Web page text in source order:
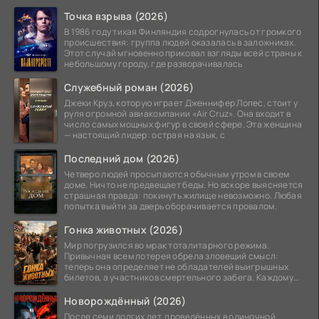
Точка взрыва (2026)
В 1986 году тихая Финляндия содрогнулась от громкого
происшествия: группа людей оказалась в заложниках.
Этот случай мгновенно приковал взгляды всей страны к
небольшому городу, где разворачивалась
Служебный роман (2026)
Джеки Круз, которую играет Дженнифер Лопес, стоит у
руля огромной авиакомпании «Air Cruz». Она входит в
число самых мощных фигур в своей сфере. Эта женщина
— настоящий лидер: острая на язык, с
Последний дом (2026)
Четверо людей просыпаются обычным утром в своем
доме. Ничто не предвещает беды. Но вскоре выясняется
страшная правда: покинуть жилище невозможно. Любая
попытка выйти за дверь оборачивается провалом.
Гонка животных (2026)
Мир погрузился во мрак тоталитарного режима.
Привычная всем лотерея обрела зловещий смысл:
теперь она определяет не обладателей выигрышных
билетов, а участников смертельного забега. Каждому
Новорождённый (2026)